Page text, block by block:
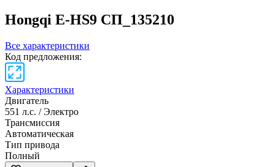
Hongqi E-HS9 СП_135210
Все характеристики
Код предложения:
Характеристики
Двигатель
551 л.с. / Электро
Трансмиссия
Автоматическая
Тип привода
Полный